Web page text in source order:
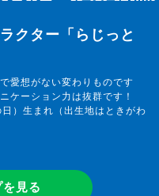
クター「らじっと
愛想がない変わりものです
ケーション力は抜群です！
）生まれ（出生地はときがわ
見る